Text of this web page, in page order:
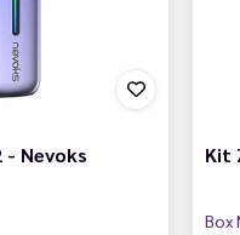
- Nevoks Kit
Box